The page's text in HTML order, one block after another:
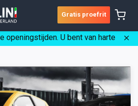
Gratis proefrit
vakantie gewoon geopend
openingstijden. U bent van harte